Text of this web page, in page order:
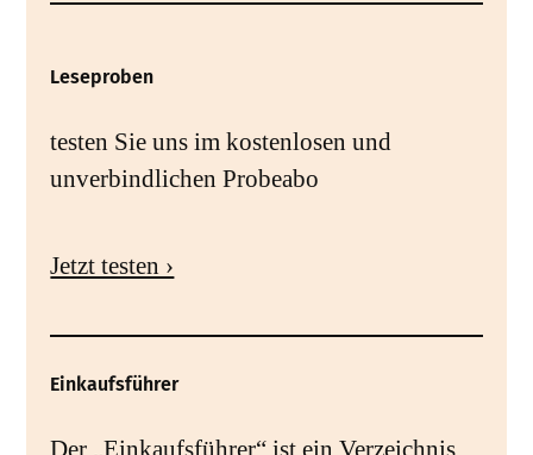
Leseproben
testen Sie uns im kostenlosen und
unverbindlichen Probeabo
Jetzt testen ›
Einkaufsführer
Der „Einkaufsführer“ ist ein Verzeichnis